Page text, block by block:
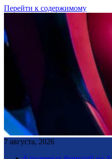
Перейти к содержимому
7 августа, 2026